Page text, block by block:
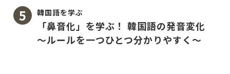
韓国語を学ぶ
「鼻音化」を学ぶ！ 韓国語の発音変化
〜ルールを一つひとつ分かりやすく〜